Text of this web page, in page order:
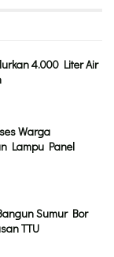
4.000 Liter Air
Warga
Lampu Panel
Sumur Bor
TTU